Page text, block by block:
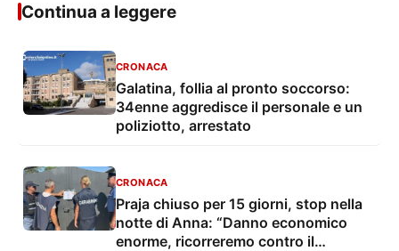
Continua a leggere
CRONACA
Galatina, follia al pronto soccorso:
34enne aggredisce il personale e un
poliziotto, arrestato
CRONACA
Praja chiuso per 15 giorni, stop nella
notte di Anna: “Danno economico
enorme, ricorreremo contro il